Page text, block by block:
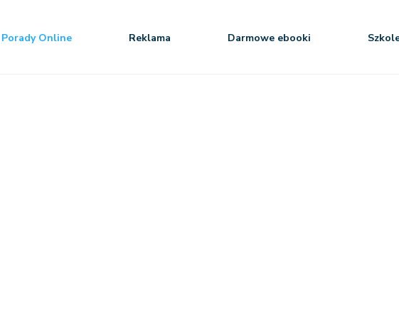
Porady Online Reklama Darmowe ebooki